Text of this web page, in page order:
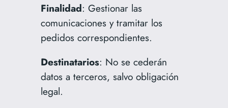
Finalidad: Gestionar las
comunicaciones y tramitar los
pedidos correspondientes.
Destinatarios: No se cederán
datos a terceros, salvo obligación
legal.